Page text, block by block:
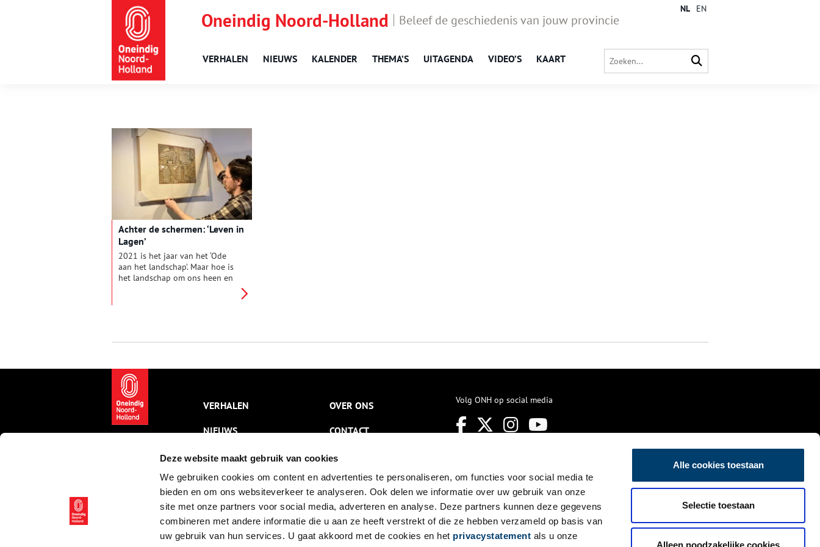
Deze website maakt gebruik van cookies
We gebruiken cookies om content en advertenties te personaliseren, om functies voor social media te
bieden en om ons websiteverkeer te analyseren. Ook delen we informatie over uw gebruik van onze
site met onze partners voor social media, adverteren en analyse. Deze partners kunnen deze gegevens
combineren met andere informatie die u aan ze heeft verstrekt of die ze hebben verzameld op basis van
uw gebruik van hun services. U gaat akkoord met de cookies en het privacystatement als u onze
Alle cookies toestaan
Selectie toestaan
Alleen noodzakelijke cookies
Oneindig Noord-Holland Beleef de geschiedenis van jouw provincie
VERHALEN NIEUWS KALENDER THEMA’S UITAGENDA VIDEO’S KAART
NL EN
Achter de schermen: ‘Leven in
Lagen’
2021 is het jaar van het ‘Ode
aan het landschap’. Maar hoe is
het landschap om ons heen en
tentoonstelling ‘Leven in Lagen’
VERHALEN
NIEUWS
KALENDER
THEMA’S
ACTIVITEITEN
VIDEO’S
OVER ONS
CONTACT
NIEUWSBRIEF
DISCLAIMER
PRIVACY
TOEGANKELIJKHEID
Volg ONH op social media